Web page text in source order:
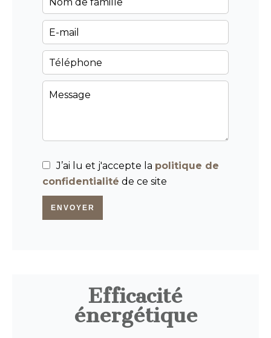
J’ai lu et j'accepte la politique de
confidentialité de ce site
ENVOYER
Efficacité
énergétique